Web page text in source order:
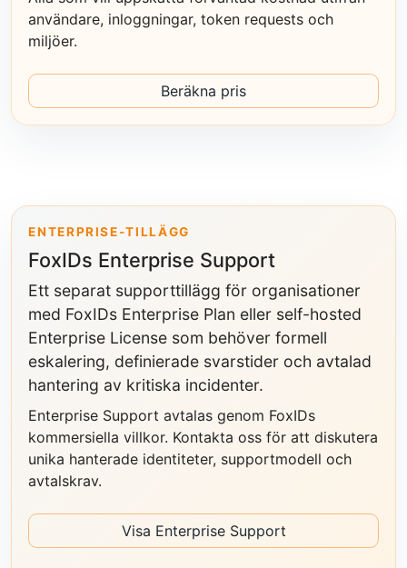
användare, inloggningar, token requests och
miljöer.
Beräkna pris
ENTERPRISE-TILLÄGG
FoxIDs Enterprise Support
Ett separat supporttillägg för organisationer
med FoxIDs Enterprise Plan eller self-hosted
Enterprise License som behöver formell
eskalering, definierade svarstider och avtalad
hantering av kritiska incidenter.
Enterprise Support avtalas genom FoxIDs
kommersiella villkor. Kontakta oss för att diskutera
unika hanterade identiteter, supportmodell och
avtalskrav.
Visa Enterprise Support